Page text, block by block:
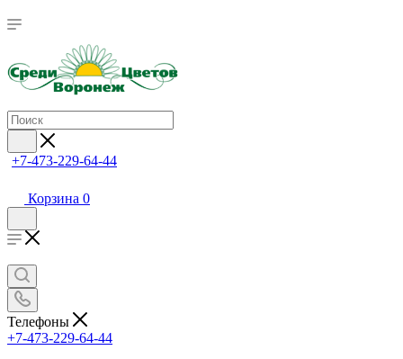
+7-473-229-64-44
Корзина 0
Телефоны
+7-473-229-64-44